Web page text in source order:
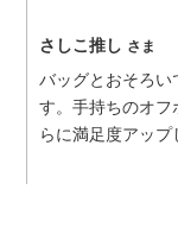
さしこ推し さま
バッグとおそろ
す。手持ちのオフ
らに満足度アップ